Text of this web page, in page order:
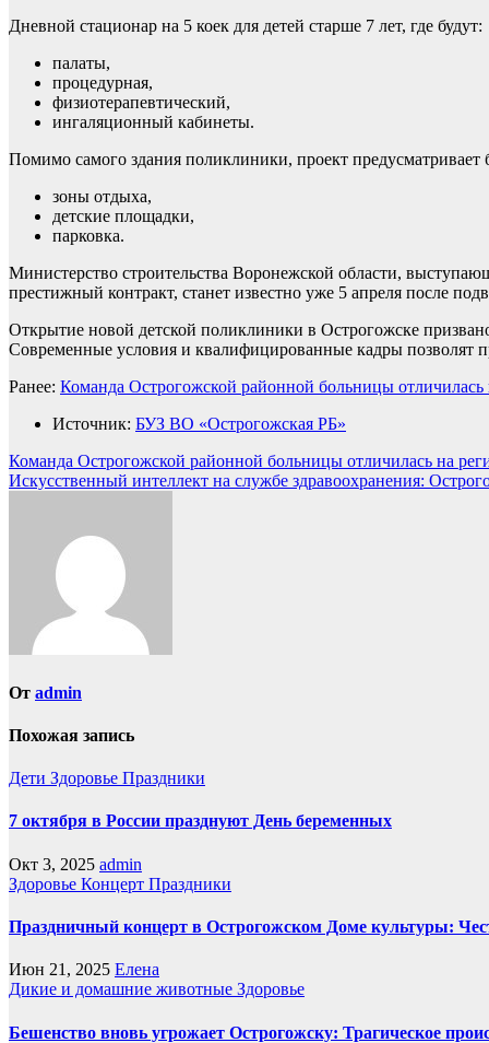
Дневной стационар на 5 коек для детей старше 7 лет, где будут:
палаты,
процедурная,
физиотерапевтический,
ингаляционный кабинеты.
Помимо самого здания поликлиники, проект
зоны отдыха,
детские площадки,
парковка.
Министерство строительства Воронежской области,
престижный контракт, станет известно уже 5 апреля после
Открытие новой детской поликлиники в Острогожске
Современные условия и квалифицированные кадры позволят
Ранее: Команда Острогожской районной больницы
Источник: БУЗ ВО «Острогожская РБ»
Навигация
по
Команда Острогожской районной больницы отличилась на
Искусственный интеллект на службе здравоохранения:
От admin
Похожая запись
Дети Здоровье Праздники
7 октября в России празднуют День беременных
Окт 3, 2025 admin
Здоровье Концерт Праздники
Праздничный концерт в Острогожском Доме культуры:
Июн 21, 2025 Елена
Дикие и домашние животные Здоровье
Бешенство вновь угрожает Острогожску: Трагическое